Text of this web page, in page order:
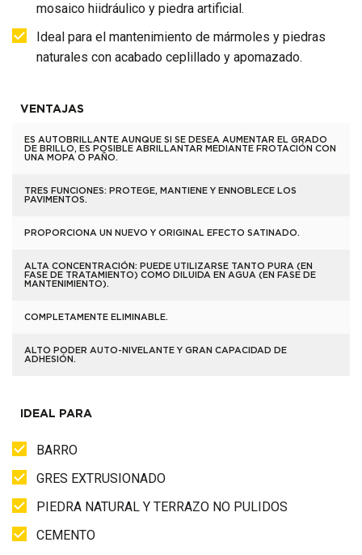
mosaico hiidráulico y piedra artificial.
Ideal para el mantenimiento de mármoles y piedras
naturales con acabado ceplillado y apomazado.
VENTAJAS
ES AUTOBRILLANTE AUNQUE SI SE DESEA AUMENTAR EL GRADO
DE BRILLO, ES POSIBLE ABRILLANTAR MEDIANTE FROTACIÓN CON
UNA MOPA O PAÑO.
TRES FUNCIONES: PROTEGE, MANTIENE Y ENNOBLECE LOS
PAVIMENTOS.
PROPORCIONA UN NUEVO Y ORIGINAL EFECTO SATINADO.
ALTA CONCENTRACIÓN: PUEDE UTILIZARSE TANTO PURA (EN
FASE DE TRATAMIENTO) COMO DILUIDA EN AGUA (EN FASE DE
MANTENIMIENTO).
COMPLETAMENTE ELIMINABLE.
ALTO PODER AUTO-NIVELANTE Y GRAN CAPACIDAD DE
ADHESIÓN.
IDEAL PARA
BARRO
GRES EXTRUSIONADO
PIEDRA NATURAL Y TERRAZO NO PULIDOS
CEMENTO